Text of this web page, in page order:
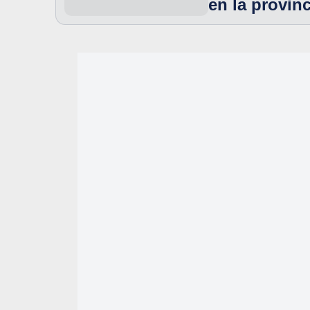
en la